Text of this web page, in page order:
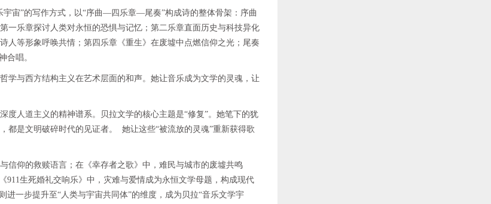
宇宙”的写作方式，以“序曲—四乐章—尾奏”构成诗的整体骨架：序曲
一乐章探讨人类对永恒的恐惧与记忆；第二乐章直面历史与科技异化
人等形象呼唤共情；第四乐章《重生》在废墟中点燃信仰之光；尾奏
合唱。
学与西方结构主义在艺术层面的和声。她让音乐成为文学的灵魂，让
度人道主义的精神谱系。贝拉文学的核心主题是“修复”。她笔下的犹
都是文明破碎时代的见证者。 她让这些“被流放的灵魂”重新获得歌
信仰的救赎语言；在《幸存者之歌》中，难民与城市的废墟共鸣
911生死婚礼交响乐》中，灾难与爱情成为永恒文学母题，构成现代
进一步提升至“人类与宇宙共同体”的维度，成为贝拉“音乐文学宇